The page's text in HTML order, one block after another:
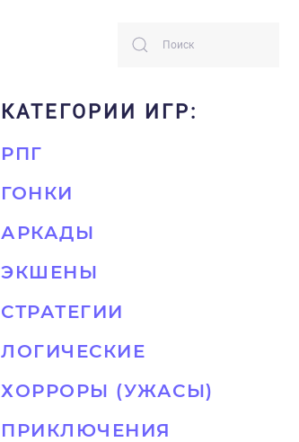
КАТЕГОРИИ ИГР:
РПГ
ГОНКИ
АРКАДЫ
ЭКШЕНЫ
СТРАТЕГИИ
ЛОГИЧЕСКИЕ
ХОРРОРЫ (УЖАСЫ)
ПРИКЛЮЧЕНИЯ